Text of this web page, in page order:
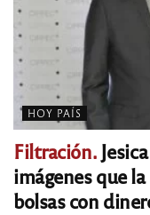
HOY PAÍS
Filtración.
imágenes que
bolsas con